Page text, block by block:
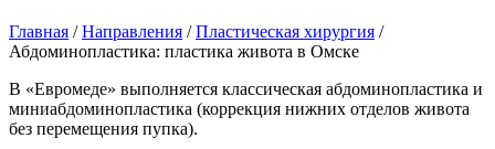
Главная /Направления /Пластическая хирургия /
Абдоминопластика: пластика живота в Омске
В «Евромеде» выполняется классическая абдоминопластика и
миниабдоминопластика (коррекция нижних отделов живота
без перемещения пупка).